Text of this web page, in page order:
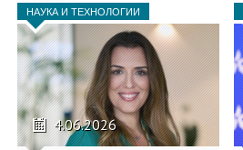
НАУКА И ТЕХНОЛОГИИ
4.06.2026